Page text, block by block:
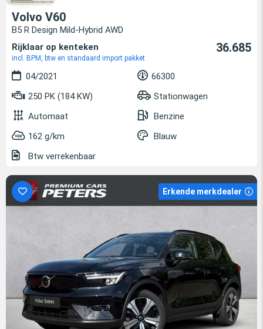
Volvo V60
B5 R Design Mild-Hybrid AWD
Rijklaar op kenteken
incl. BPM, btw en standaard import pakket
36.685
04/2021
66300
250 PK (184 KW)
Stationwagen
Automaat
Benzine
162 g/km
Blauw
Btw verrekenbaar
Erkende merkdealer